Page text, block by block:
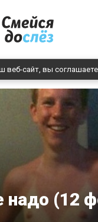
сайт, вы
надо (12